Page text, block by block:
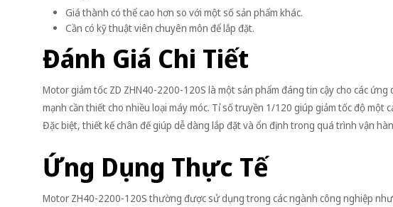
Giá thành có thể cao hơn so với một số sản phẩm khác.
Cần có kỹ thuật viên chuyên môn để lắp đặt.
Đánh Giá Chi Tiết
Motor giảm tốc ZD ZHN40-2200-120S là một sản phẩm đáng tin cậy cho các
mạnh cần thiết cho nhiều loại máy móc. Tỉ số truyền 1/120 giúp giảm tốc độ một
Đặc biệt, thiết kế chân đế giúp dễ dàng lắp đặt và ổn định trong quá trình vận
Ứng Dụng Thực Tế
Motor ZH40-2200-120S thường được sử dụng trong các ngành công nghiệp